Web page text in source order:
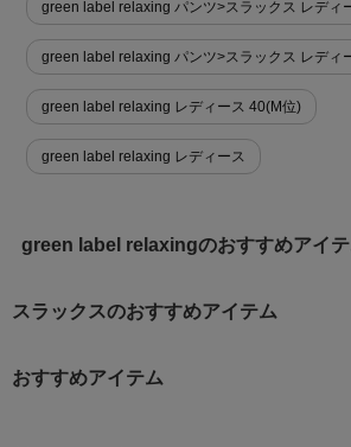
green label relaxing パンツ>スラックス レディ
green label relaxing パンツ>スラックス レディ
green label relaxing レディース 40(M位)
green label relaxing レディース
green label relaxingのおすすめアイ
スラックスのおすすめアイテム
おすすめアイテム